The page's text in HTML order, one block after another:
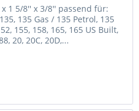
1 5/8'' x 3/8'' passend für:
135 Gas / 135 Petrol, 135
155, 158, 165, 165 US Built,
20, 20C, 20D,...